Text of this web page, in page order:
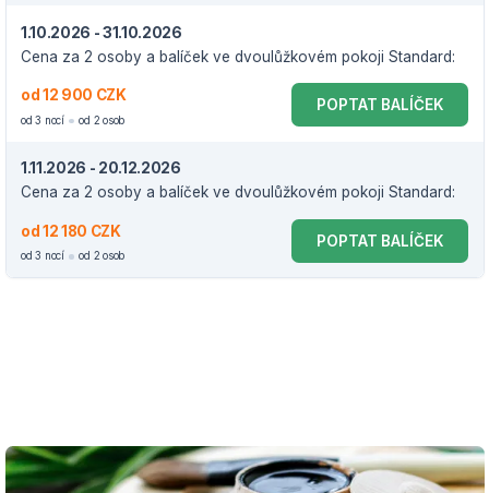
1.10.2026 - 31.10.2026
Cena za 2 osoby a balíček ve dvoulůžkovém pokoji Standard:
od 12 900 CZK
od 3 nocí od 2 osob
POPTAT BALÍČEK
1.11.2026 - 20.12.2026
Cena za 2 osoby a balíček ve dvoulůžkovém pokoji Standard:
od 12 180 CZK
od 3 nocí od 2 osob
POPTAT BALÍČEK
VOUCHER DO 20.12.2026